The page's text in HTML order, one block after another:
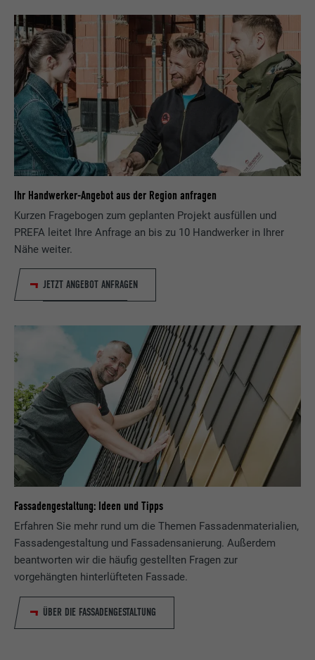
Ihr Handwerker-Angebot aus der Region anfragen
Kurzen Fragebogen zum geplanten Projekt ausfüllen und
PREFA leitet Ihre Anfrage an bis zu 10 Handwerker in Ihrer
Nähe weiter.
JETZT ANGEBOT ANFRAGEN
Fassadengestaltung: Ideen und Tipps
Erfahren Sie mehr rund um die Themen Fassadenmaterialien,
Fassadengestaltung und Fassadensanierung. Außerdem
beantworten wir die häufig gestellten Fragen zur
vorgehängten hinterlüfteten Fassade.
ÜBER DIE FASSADENGESTALTUNG